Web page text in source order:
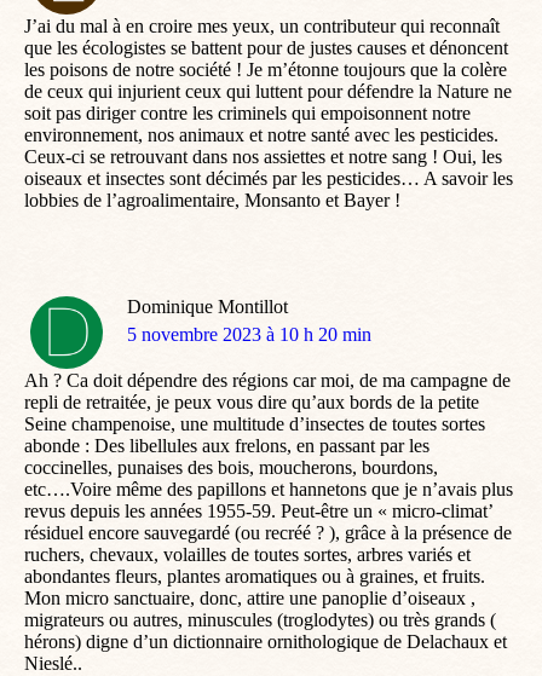
J’ai du mal à en croire mes yeux, un contributeur qui reconnaît
que les écologistes se battent pour de justes causes et dénoncent
les poisons de notre société ! Je m’étonne toujours que la colère
de ceux qui injurient ceux qui luttent pour défendre la Nature ne
soit pas diriger contre les criminels qui empoisonnent notre
environnement, nos animaux et notre santé avec les pesticides.
Ceux-ci se retrouvant dans nos assiettes et notre sang ! Oui, les
oiseaux et insectes sont décimés par les pesticides… A savoir les
lobbies de l’agroalimentaire, Monsanto et Bayer !
Dominique Montillot
dit
5 novembre 2023 à 10 h 20 min
Ah ? Ca doit dépendre des régions car moi, de ma campagne de
repli de retraitée, je peux vous dire qu’aux bords de la petite
Seine champenoise, une multitude d’insectes de toutes sortes
abonde : Des libellules aux frelons, en passant par les
coccinelles, punaises des bois, moucherons, bourdons,
etc….Voire même des papillons et hannetons que je n’avais plus
revus depuis les années 1955-59. Peut-être un « micro-climat’
résiduel encore sauvegardé (ou recréé ? ), grâce à la présence de
ruchers, chevaux, volailles de toutes sortes, arbres variés et
abondantes fleurs, plantes aromatiques ou à graines, et fruits.
Mon micro sanctuaire, donc, attire une panoplie d’oiseaux ,
migrateurs ou autres, minuscules (troglodytes) ou très grands (
hérons) digne d’un dictionnaire ornithologique de Delachaux et
Nieslé..